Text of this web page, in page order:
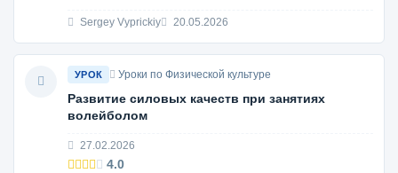
Sergey Vyprickiy 20.05.2026
УРОК Уроки по Физической культуре
Развитие силовых качеств при занятиях
волейболом
27.02.2026
4.0